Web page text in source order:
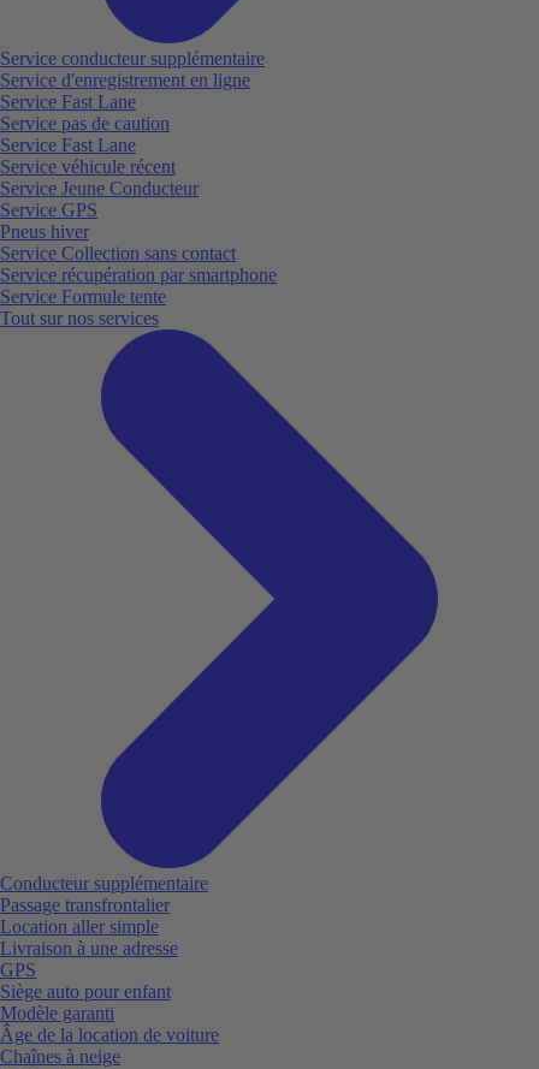
Service conducteur supplémentaire
Service d'enregistrement en ligne
Service Fast Lane
Service pas de caution
Service Fast Lane
Service véhicule récent
Service Jeune Conducteur
Service GPS
Pneus hiver
Service Collection sans contact
Service récupération par smartphone
Service Formule tente
Tout sur nos services
Conducteur supplémentaire
Passage transfrontalier
Location aller simple
Livraison à une adresse
GPS
Siège auto pour enfant
Modèle garanti
Âge de la location de voiture
Chaînes à neige